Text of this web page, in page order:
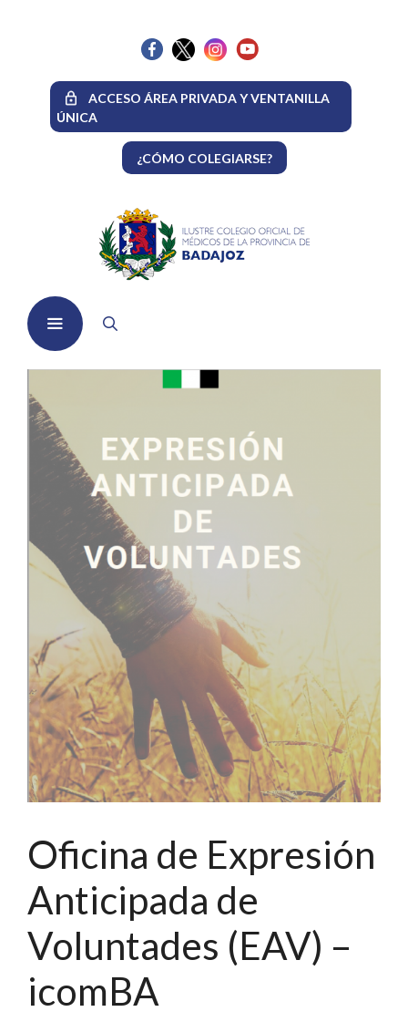
ACCESO ÁREA PRIVADA Y VENTANILLA
ÚNICA
¿CÓMO COLEGIARSE?
Oficina de Expresión
Anticipada de
Voluntades (EAV) –
icomBA